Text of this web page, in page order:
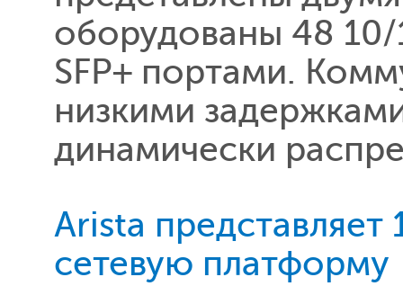
оборудованы 48
SFP+ портами.
низкими
динамически
Arista
сетевую платформу